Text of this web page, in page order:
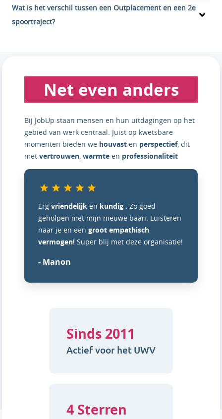
Wat is het verschil tussen een Outplacement en een 2e
spoortraject?
Net even anders
Bij JobUp staan mensen en hun uitdagingen op het
gebied van werk centraal. Juist op kwetsbare
momenten bieden we houvast en perspectief, dit
met vertrouwen warmte en professionaliteit
Erg vriendelijk en kundig
. Zo goed
geholpen met mijn nieuwe baan. Luisteren
naar je en een groot empathisch
vermogen! Super blij met deze organisatie!
- Manon
Sinds 2011
Actief voor het UWV
4 Sterren